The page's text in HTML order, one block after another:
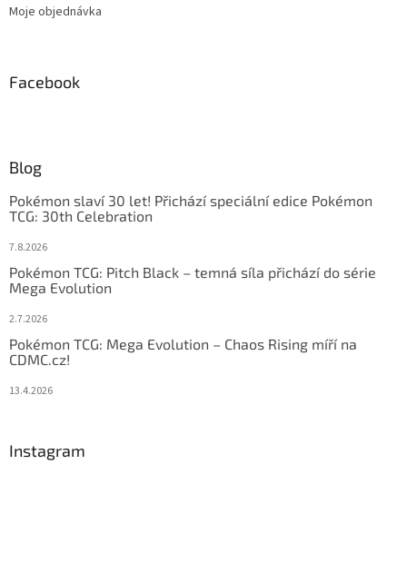
Moje objednávka
Facebook
Blog
Pokémon slaví 30 let! Přichází speciální edice Pokémon
TCG: 30th Celebration
7.8.2026
Pokémon TCG: Pitch Black – temná síla přichází do série
Mega Evolution
2.7.2026
Pokémon TCG: Mega Evolution – Chaos Rising míří na
CDMC.cz!
13.4.2026
Instagram